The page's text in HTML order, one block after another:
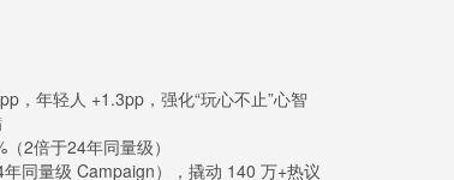
，年轻人 +1.3pp，强化“玩心不止”心智
2倍于24年同量级）
同量级 Campaign），撬动 140 万+热议